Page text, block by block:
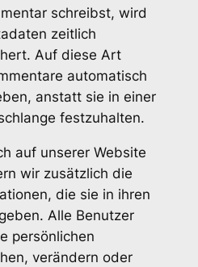
schreibst, wird
zeitlich
Auf diese Art
automatisch
anstatt sie in einer
festzuhalten.
auf unserer Website
wir zusätzlich die
die sie in ihren
Alle Benutzer
persönlichen
verändern oder